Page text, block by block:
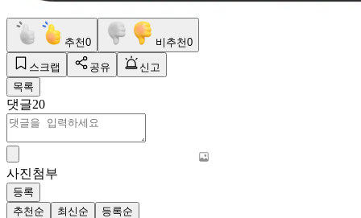
추천0 비추천0
스크랩 공유
신고
목록
댓글20
사진첨부
등록
추천순
최신순 등록순